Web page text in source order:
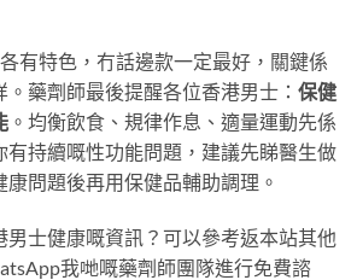
有特色，冇話邊款一定最好，關鍵係
藥劑師最後提醒各位香港男士： 保健
。均衡飲食、規律作息、適量運動先係
有持續嘅性功能問題，建議先睇醫生做
問題後再用保健品輔助調理。
男士健康嘅資訊？可以參考返本站其他
我哋嘅藥劑師團隊進行免費諮